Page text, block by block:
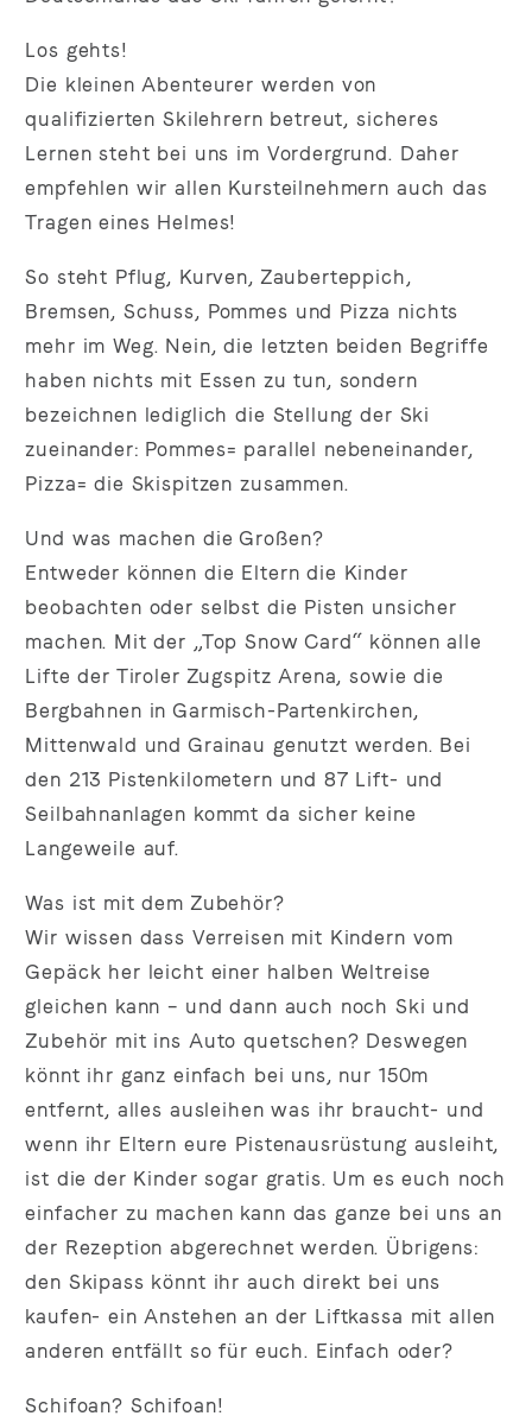
Los gehts!
Die kleinen Abenteurer werden von
qualifizierten Skilehrern betreut, sicheres
Lernen steht bei uns im Vordergrund. Daher
empfehlen wir allen Kursteilnehmern auch das
Tragen eines Helmes!
So steht Pflug, Kurven, Zauberteppich,
Bremsen, Schuss, Pommes und Pizza nichts
mehr im Weg. Nein, die letzten beiden Begriffe
haben nichts mit Essen zu tun, sondern
bezeichnen lediglich die Stellung der Ski
zueinander: Pommes= parallel nebeneinander,
Pizza= die Skispitzen zusammen.
Und was machen die Großen?
Entweder können die Eltern die Kinder
beobachten oder selbst die Pisten unsicher
machen. Mit der „Top Snow Card“ können alle
Lifte der Tiroler Zugspitz Arena, sowie die
Bergbahnen in Garmisch-Partenkirchen,
Mittenwald und Grainau genutzt werden. Bei
den 213 Pistenkilometern und 87 Lift- und
Seilbahnanlagen kommt da sicher keine
Langeweile auf.
Was ist mit dem Zubehör?
Wir wissen dass Verreisen mit Kindern vom
Gepäck her leicht einer halben Weltreise
gleichen kann – und dann auch noch Ski und
Zubehör mit ins Auto quetschen? Deswegen
könnt ihr ganz einfach bei uns, nur 150m
entfernt, alles ausleihen was ihr braucht- und
wenn ihr Eltern eure Pistenausrüstung ausleiht,
ist die der Kinder sogar gratis. Um es euch noch
einfacher zu machen kann das ganze bei uns an
der Rezeption abgerechnet werden. Übrigens:
den Skipass könnt ihr auch direkt bei uns
kaufen- ein Anstehen an der Liftkassa mit allen
anderen entfällt so für euch. Einfach oder?
Schifoan? Schifoan!